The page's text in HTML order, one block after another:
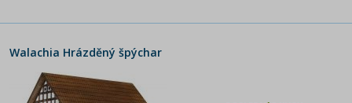
Walachia Hrázděný špýchar